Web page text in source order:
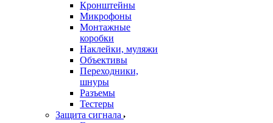
Кронштейны
Микрофоны
Монтажные
коробки
Наклейки, муляжи
Объективы
Переходники,
шнуры
Разъемы
Тестеры
Защита сигнала